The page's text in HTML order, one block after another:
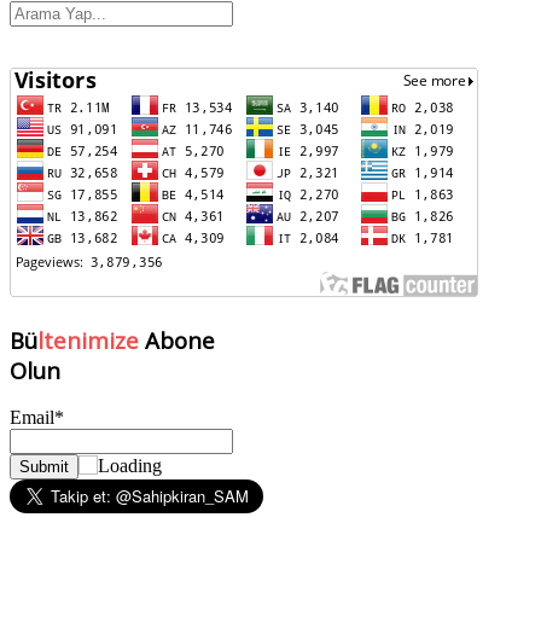
Bültenimize Abone
Olun
Email*